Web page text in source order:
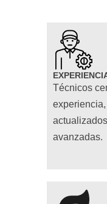
Técnicos
avanzadas.